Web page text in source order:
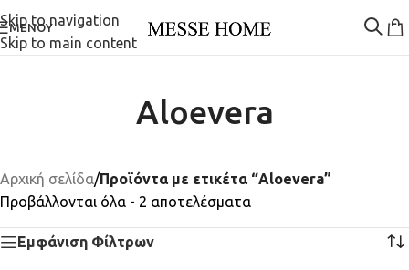
Skip to navigation
Skip to main content
ΜΕΝΟΎ
Aloevera
Αρχική σελίδα/Προϊόντα με ετικέτα “Aloevera”
Προβάλλονται όλα - 2 αποτελέσματα
Εμφάνιση Φίλτρων